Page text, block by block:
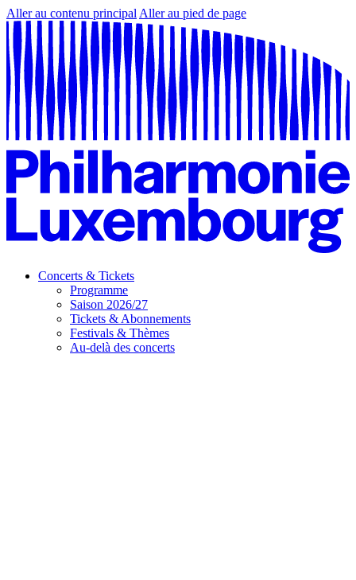
Aller au contenu principal Aller au pied de page
Concerts & Tickets
Programme
Saison 2026/27
Tickets & Abonnements
Festivals & Thèmes
Au-delà des concerts